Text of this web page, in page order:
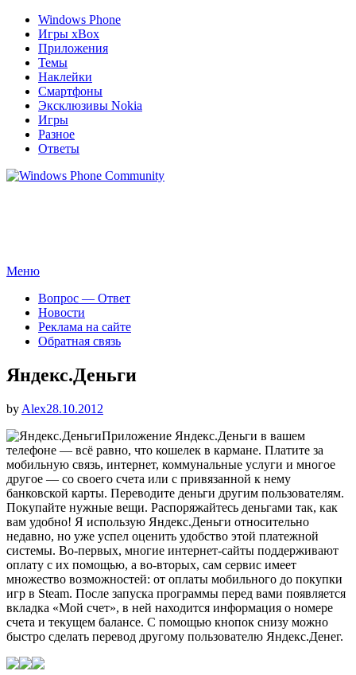
Windows Phone
Игры xBox
Приложения
Темы
Наклейки
Смартфоны
Эксклюзивы Nokia
Игры
Разное
Ответы
Перейти
содержимому
Меню
Вопрос — Ответ
Новости
Реклама на сайте
Обратная связь
Яндекс.Деньги
by AlexОпубликовано
28.10.2012
Приложение Яндекс.Деньги в вашем
телефоне — всё равно, что кошелек в кармане. Платите за
мобильную связь, интернет, коммунальные услуги и многое
другое — со своего счета или с привязанной к нему
банковской карты. Переводите деньги другим пользователям.
Покупайте нужные вещи. Распоряжайтесь деньгами так, как
вам удобно! Я использую Яндекс.Деньги относительно
недавно, но уже успел оценить удобство этой платежной
системы. Во-первых, многие интернет-сайты поддерживают
оплату с их помощью, а во-вторых, сам сервис имеет
множество возможностей: от оплаты мобильного до покупки
игр в Steam. После запуска программы перед вами появляется
вкладка «Мой счет», в ней находится информация о номере
счета и текущем балансе. С помощью кнопок снизу можно
быстро сделать перевод другому пользователю Яндекс.Денег.